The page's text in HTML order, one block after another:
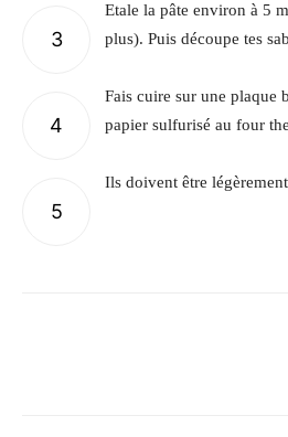
3
Etale la pâte environ à 5
plus). Puis découpe tes
4
Fais cuire sur une plaque
papier sulfurisé au four
5
Ils doivent être